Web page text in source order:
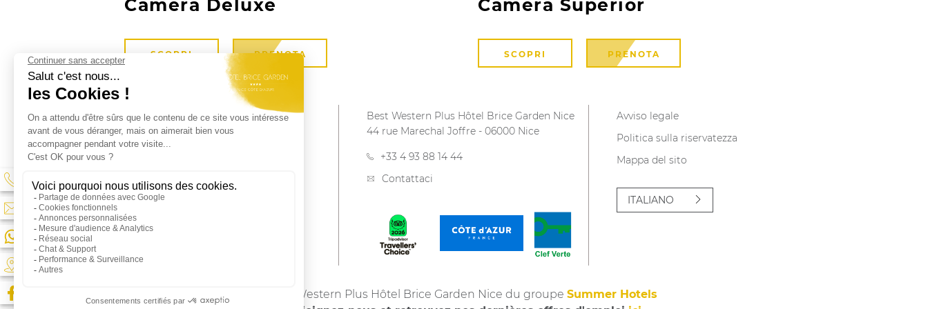
Camera Deluxe
SCOPRI PRENOTA
Camera Superior
SCOPRI PRENOTA
Best Western Plus Hôtel Brice Garden Nice
44 rue Marechal Joffre -06000 Nice
+33 4 93 88 14 44
Contattaci
Avviso legale
Politica sulla riservatezza
Mappa del sito
ITALIANO
Best Western Plus Hôtel Brice Garden Nice du groupe Summer Hotels